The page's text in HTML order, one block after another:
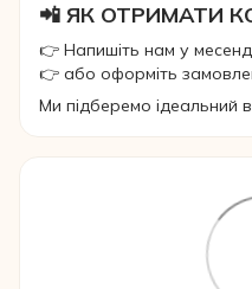
📲 ЯК ОТРИМАТИ
👉 Напишіть нам у
👉 або оформіть
Ми підберемо ідеальний